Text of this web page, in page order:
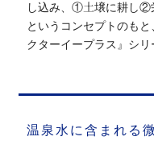
し込み、①土壌に耕し②
というコンセプトのも
クターイープラス』シリ
温泉水に含まれる